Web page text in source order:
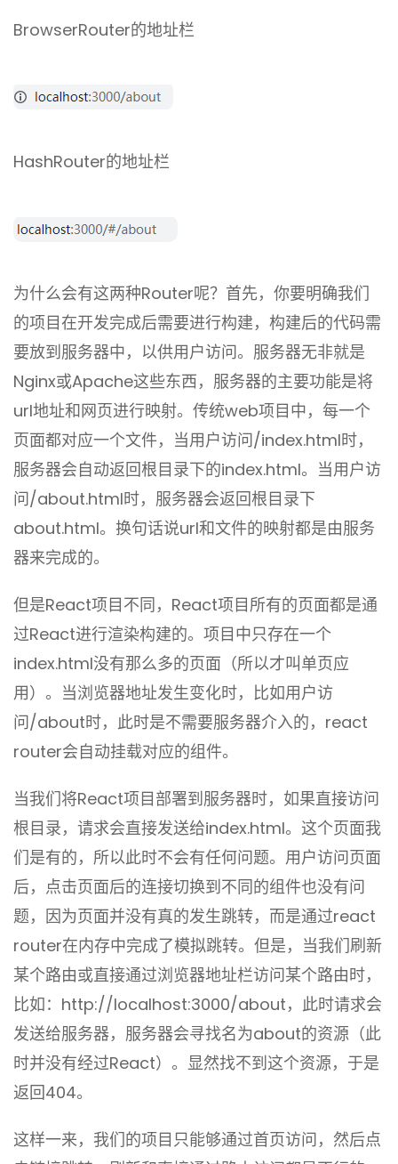
BrowserRouter的地址栏
HashRouter的地址栏
为什么会有这两种Router呢？首先，你要明确我们
的项目在开发完成后需要进行构建，构建后的代码需
要放到服务器中，以供用户访问。服务器无非就是
Nginx或Apache这些东西，服务器的主要功能是将
url地址和网页进行映射。传统web项目中，每一个
页面都对应一个文件，当用户访问/index.html时，
服务器会自动返回根目录下的index.html。当用户访
问/about.html时，服务器会返回根目录下
about.html。换句话说url和文件的映射都是由服务
器来完成的。
但是React项目不同，React项目所有的页面都是通
过React进行渲染构建的。项目中只存在一个
index.html没有那么多的页面（所以才叫单页应
用）。当浏览器地址发生变化时，比如用户访
问/about时，此时是不需要服务器介入的，react
router会自动挂载对应的组件。
当我们将React项目部署到服务器时，如果直接访问
根目录，请求会直接发送给index.html。这个页面我
们是有的，所以此时不会有任何问题。用户访问页面
后，点击页面后的连接切换到不同的组件也没有问
题，因为页面并没有真的发生跳转，而是通过react
router在内存中完成了模拟跳转。但是，当我们刷新
某个路由或直接通过浏览器地址栏访问某个路由时，
比如：http://localhost:3000/about，此时请求会
发送给服务器，服务器会寻找名为about的资源（此
时并没有经过React）。显然找不到这个资源，于是
返回404。
这样一来，我们的项目只能够通过首页访问，然后点